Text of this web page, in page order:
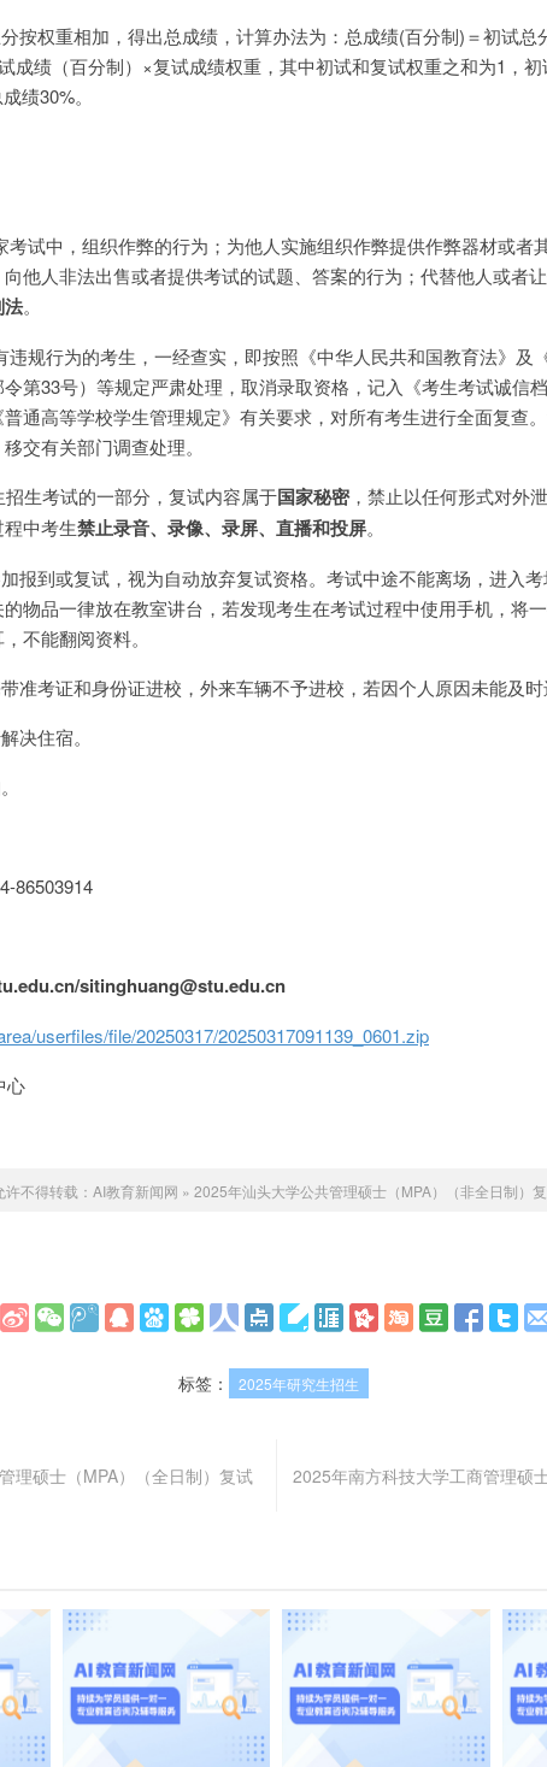
按权重相加，得出总成绩，计算办法为：总成绩(百分制)＝初试总
成绩（百分制）×复试成绩权重，其中初试和复试权重之和为1，
绩30%。
试中，组织作弊的行为；为他人实施组织作弊提供作弊器材或者
他人非法出售或者提供考试的试题、答案的行为；代替他人或者
法。
规行为的考生，一经查实，即按照《中华人民共和国教育法》及
第33号）等规定严肃处理，取消录取资格，记入《考生考试诚信
通高等学校学生管理规定》有关要求，对所有考生进行全面复查
交有关部门调查处理。
生考试的一部分，复试内容属于国家秘密，禁止以任何形式对外
中考生禁止录音、录像、录屏、直播和投屏。
报到或复试，视为自动放弃复试资格。考试中途不能离场，进入
物品一律放在教室讲台，若发现考生在考试过程中使用手机，将
不能翻阅资料。
准考证和身份证进校，外来车辆不予进校，若因个人原因未能及时
决住宿。
86503914
/sitinghuang@stu.edu.cn
userfiles/file/20250317/20250317091139_0601.zip
心
许不得转载： AI教育新闻网 » 2025年汕头大学公共管理硕士（MPA）（非全日制）
标签： 2025年研究生招生
理硕士（MPA）（全日制）复试
2025年南方科技大学工商管理硕